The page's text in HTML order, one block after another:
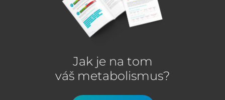
Jak je na tom
váš metabolismus?